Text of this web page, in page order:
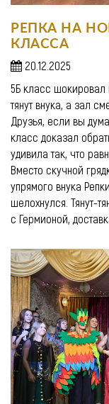
РЕПКА НА
КЛАССА
20.12.2025
5Б класс шокировал
тянут внука, а зал
Друзья, если вы
класс доказал
удивила так, что
Вместо скучной
упрямого внука
шелохнулся. Тянут-
с Гермионой,